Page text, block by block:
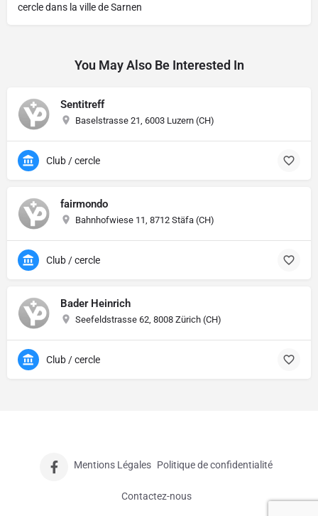
cercle dans la ville de Sarnen
You May Also Be Interested In
Sentitreff
Baselstrasse 21, 6003 Luzern (CH)
Club / cercle
fairmondo
Bahnhofwiese 11, 8712 Stäfa (CH)
Club / cercle
Bader Heinrich
Seefeldstrasse 62, 8008 Zürich (CH)
Club / cercle
Mentions Légales Politique de confidentialité
Contactez-nous